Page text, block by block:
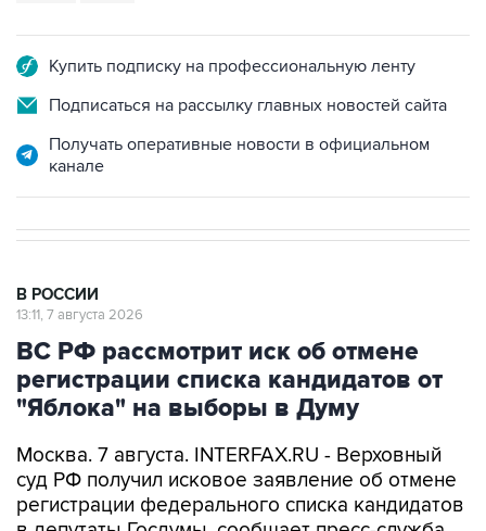
Подписаться на рассылку главных новостей сайта
Получать оперативные новости в официальном
ВС РФ рассмотрит иск об отмене
регистрации списка кандидатов от
"Яблока" на выборы в Думу
Москва. 7 августа. INTERFAX.RU - Верховный
регистрации федерального списка кандидатов
в депутаты Госдумы, сообщает пресс-служба
инстанции.